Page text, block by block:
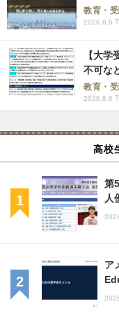
教育・
2026.8.6
【大
不可な
教育・
2026.8.6
高校
第
人
ア